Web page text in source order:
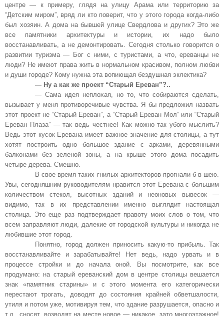
центре — к примеру, глядя на улицу Арама или территорию за
“Детским миром”, вряд ли кто поверит, что у этого города когда-либо
был хозяин. А дома на бывшей улице Свердлова и других? Это же
все памятники архитектуры и истории, их надо было
восстанавливать, а не демонтировать. Сегодня столько говорится о
развитии туризма — Бог с ними, с туристами, а что, ереванцы не
люди? Не имеют права жить в нормальном красивом, полном любви
и души городе? Кому нужна эта вопиющая бездушная эклектика?
— Ну а как же проект “Старый Ереван”?..
— Сама идея неплохая, но то, что собираются сделать,
вызывает у меня противоречивые чувства. Я бы предложил назвать
этот проект не “Старый Ереван”, а “Старый Ереван Мол” или “Старый
Ереван Плаза” — так ведь честнее! Как можно так убого мыслить?
Ведь этот кусок Еревана имеет важное значение для столицы, а тут
хотят построить одно большое здание с арками, деревянными
балконами без зеленой зоны, а на крыше этого дома посадить
четыре дерева. Смешно.
В свое время таких гнилых архитекторов прогнали б в шею.
Увы, сегодняшним руководителям нравится этот Еревана с большим
количеством стекол, высотных зданий и неоновых вывесок —
видимо, так в их представлении именно выглядит настоящая
столица. Это еще раз подтверждает правоту моих слов о том, что
всем заправляют люди, далекие от городской культуры и никогда не
любившие этот город.
Понятно, город должен приносить какую-то прибыль. Так
восстанавливайте и зарабатывайте! Нет ведь, надо урвать и в
процессе стройки и до начала оной. Вы посмотрите, как все
продумано: на старый ереванский дом в центре столицы вешается
знак «памятник старины» и с этого момента его категорически
перестают трогать, доводят до состояния крайней обветшалости,
утиля и потом уже, мотивируя тем, что здание разрушается, опасно и
т.д., сносят, возводят на месте новое — никакое, зато многоэтажное!